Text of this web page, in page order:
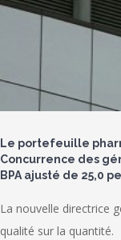
Le portefeuille
Concurrence des
BPA ajusté de 25,0
La nouvelle directrice
qualité sur la quantité.